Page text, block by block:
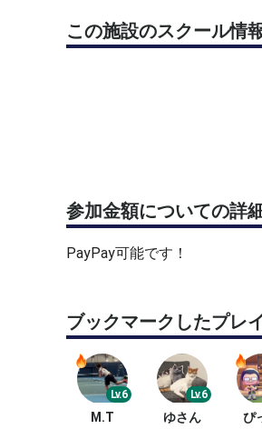
この施設のスクール情
参加金額についての詳
PayPay可能です！
ブックマークしたプレ
Lv.6
M.T
Lv.6
ゆさん ぴ